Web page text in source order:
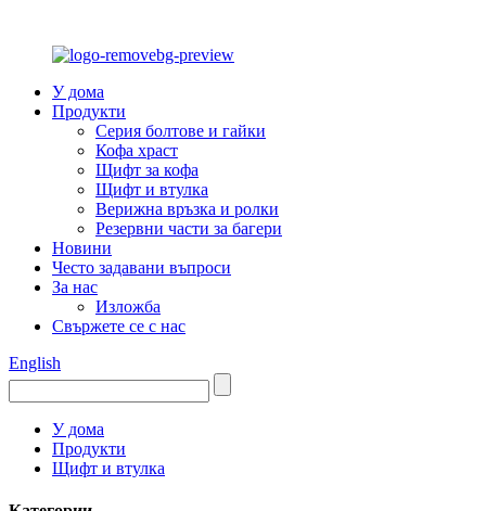
У дома
Продукти
Серия болтове и гайки
Кофа храст
Щифт за кофа
Щифт и втулка
Верижна връзка и ролки
Резервни части за багери
Новини
Често задавани въпроси
За нас
Изложба
Свържете се с нас
English
У дома
Продукти
Щифт и втулка